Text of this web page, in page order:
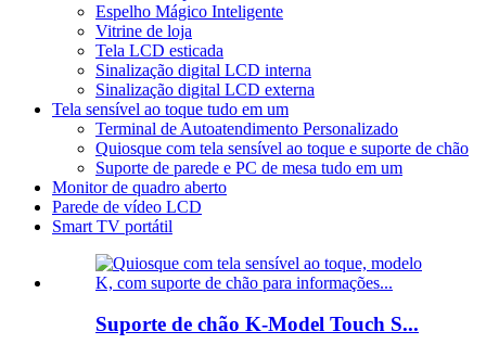
Espelho Mágico Inteligente
Vitrine de loja
Tela LCD esticada
Sinalização digital LCD interna
Sinalização digital LCD externa
Tela sensível ao toque tudo em um
Terminal de Autoatendimento Personalizado
Quiosque com tela sensível ao toque e suporte de chão
Suporte de parede e PC de mesa tudo em um
Monitor de quadro aberto
Parede de vídeo LCD
Smart TV portátil
Suporte de chão K-Model Touch S...